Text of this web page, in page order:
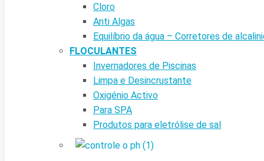
Cloro
Anti Algas
Equilíbrio da água – Corretores de
FLOCULANTES
Invernadores de Piscinas
Limpa e Desincrustante
Oxigénio Activo
Para SPA
Produtos para eletrólise de sal